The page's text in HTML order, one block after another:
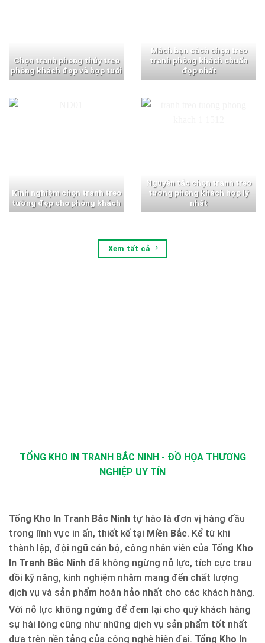
Chọn tranh phong thủy treo
phòng khách đẹp và hợp tuổi
Mách bạn cách chọn treo
tranh phòng khách chuẩn
đẹp nhất
Kinh nghiệm chọn tranh treo
tường đẹp cho phòng khách
Nguyên tắc chọn tranh treo
tường phòng khách hợp lý
nhất
Xem tất cả
TỔNG KHO IN TRANH BẮC NINH - ĐỒ HỌA THƯƠNG
NGHIỆP UY TÍN
Tổng Kho In Tranh Bắc Ninh tự hào là đơn vị hàng đầu
trong lĩnh vực in ấn, thiết kế tại Miền Bắc. Kể từ khi
thành lập, đội ngũ cán bộ, công nhân viên của Tổng Kho
In Tranh Bắc Ninh đã không ngừng nỗ lực, tích cực trau
dồi kỹ năng, kinh nghiệm nhằm mang đến chất lượng
dịch vụ và sản phẩm hoàn hảo nhất cho các khách hàng.
Với nỗ lực không ngừng để đem lại cho quý khách hàng
sự hài lòng cũng như những dịch vụ sản phẩm tốt nhất
dựa trên nền tảng của công nghệ hiện đại. Tổng Kho In